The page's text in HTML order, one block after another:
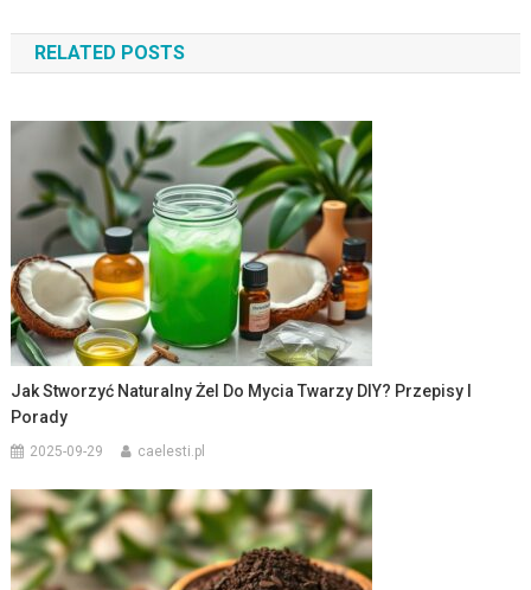
wpisu
RELATED POSTS
Jak Stworzyć Naturalny Żel Do Mycia Twarzy DIY? Przepisy I
Porady
2025-09-29 caelesti.pl